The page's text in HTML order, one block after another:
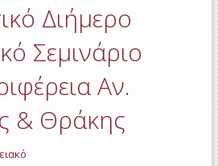
Διήμερο
Σεμινάριο
Αν.
& Θράκης